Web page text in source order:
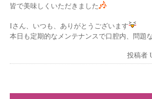
皆で美味しくいただきました
Iさん、いつも、ありがとうございます
本日も定期的なメンテナンスで口腔内、問題
投稿者